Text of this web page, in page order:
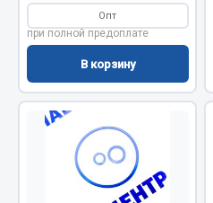
Колеса и шины
Система охлаждения
Подвеска
Кабина
Оперение кабины
Показать ещё
Весь раздел
Опт
при полной предоплате
В корзину